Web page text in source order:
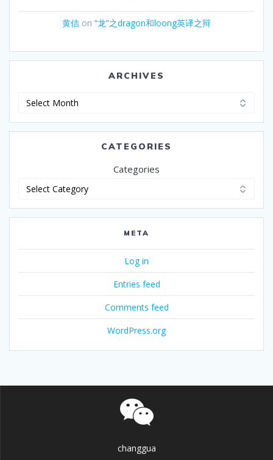
黄佶 on “龙”之dragon和loong英译之辩
ARCHIVES
Archives
CATEGORIES
Categories
META
Log in
Entries feed
Comments feed
WordPress.org
changgua